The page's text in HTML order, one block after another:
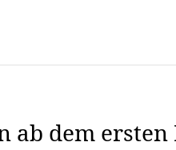
ab dem